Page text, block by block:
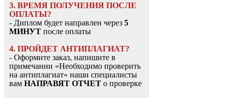
3. ВРЕМЯ ПОЛУЧЕНИЯ ПОСЛЕ
ОПЛАТЫ?
- Диплом будет направлен через 5
МИНУТ после оплаты
4. ПРОЙДЕТ АНТИПЛАГИАТ?
- Оформите заказ, напишите в
примечании «Необходимо проверить
на антиплагиат» наши специалисты
вам НАПРАВЯТ ОТЧЕТ о проверке